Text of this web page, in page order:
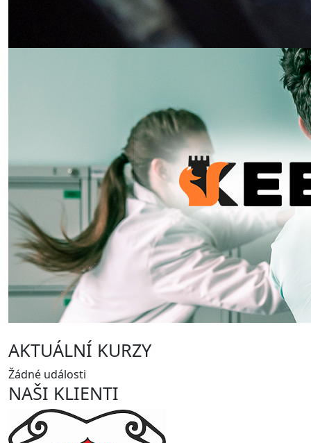
AKTUÁLNÍ KURZY
Žádné události
NAŠI KLIENTI